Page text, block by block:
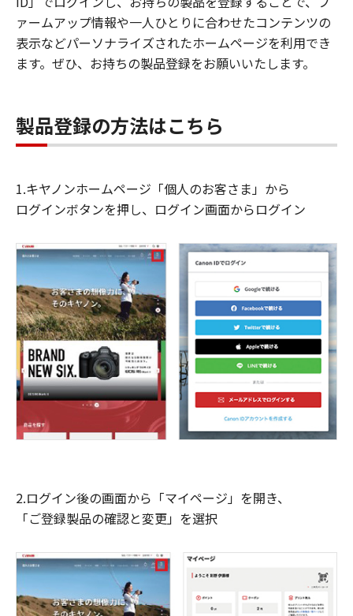
ァームアップ情報や一人ひとりに合わせたコンテンツの
表示などパーソナライズされたホームページを利用でき
ます。ぜひ、お持ちの製品登録をお願いいたします。
製品登録の方法はこちら
1.キヤノンホームページ「個人のお客さま」から
ログインボタンを押し、ログイン画面からログイン
2.ログイン後の画面から「マイページ」を開き、
「ご登録製品の確認と変更」を選択